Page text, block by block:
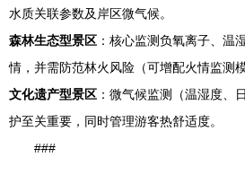
水质关联参数及岸区微气候。
森林生态型景区 ：核心监测负氧离子、温
情，并需防范林火风险（可增配火情监测模
文化遗产型景区 ：微气候监测（温湿度、
护至关重要，同时管理游客热舒适度。
###